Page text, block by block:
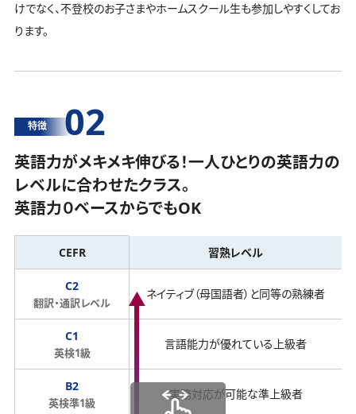
けでなく、不登校のお子さまやホームスクール生も参加しやすくしてお
ります。
特徴 02
英語力がメキメキ伸びる！一人ひとりの英語力の
レベルに合わせたクラス。
英語力０ベースからでもOK
CEFR 習熟レベル
C2
翻訳・通訳レベル
ネイティブ（母国語者）と同等の熟練者
C1
英検1級
言語能力が優れている上級者
B2
英検準1級
実務対応が可能な準上級者